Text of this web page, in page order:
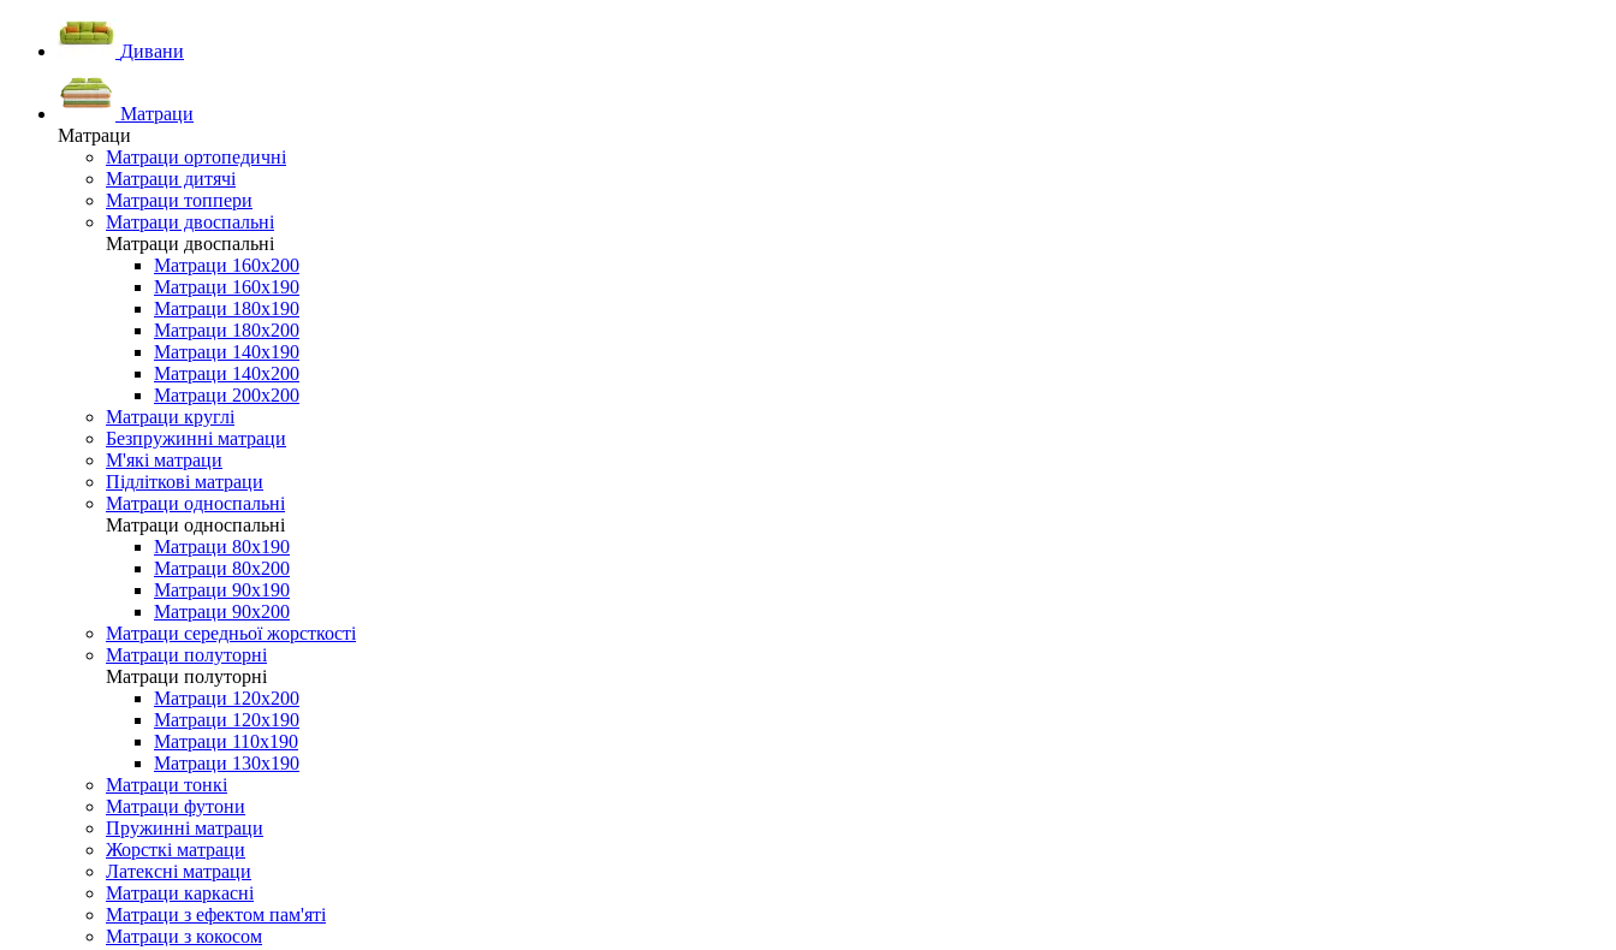
Дивани
Матраци
Матраци
Матраци ортопедичні
Матраци дитячі
Матраци топпери
Матраци двоспальні
Матраци двоспальні
Матраци 160х200
Матраци 160х190
Матраци 180х190
Матраци 180х200
Матраци 140х190
Матраци 140х200
Матраци 200х200
Матраци круглі
Безпружинні матраци
М'які матраци
Підліткові матраци
Матраци односпальні
Матраци односпальні
Матраци 80х190
Матраци 80х200
Матраци 90х190
Матраци 90х200
Матраци середньої жорсткості
Матраци полуторні
Матраци полуторні
Матраци 120х200
Матраци 120х190
Матраци 110х190
Матраци 130х190
Матраци тонкі
Матраци футони
Пружинні матраци
Жорсткі матраци
Латексні матраци
Матраци каркасні
Матраци з ефектом пам'яті
Матраци з кокосом